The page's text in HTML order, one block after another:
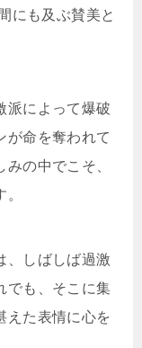
にも及ぶ賛美と
派によって爆破
が命を奪われて
の中でこそ、
、しばしば過激
でも、そこに集
えた表情に心を